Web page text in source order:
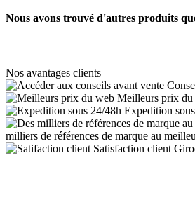
Nous avons trouvé d'autres produits
Nos avantages clients
Meilleurs prix du
Expedition
milliers de références de marque au
Satisfaction client